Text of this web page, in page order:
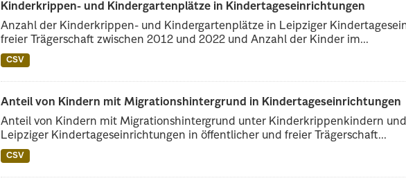
Kinderkrippen- und Kindergartenplätze in Kindertageseinrichtungen
Anzahl der Kinderkrippen- und Kindergartenplätze in Leipziger
freier Trägerschaft zwischen 2012 und 2022 und Anzahl der Kinder im...
CSV
Anteil von Kindern mit Migrationshintergrund in Kindertageseinrichtungen
Anteil von Kindern mit Migrationshintergrund unter Kinderkrippenkindern
Leipziger Kindertageseinrichtungen in öffentlicher und freier Trägerschaft...
CSV